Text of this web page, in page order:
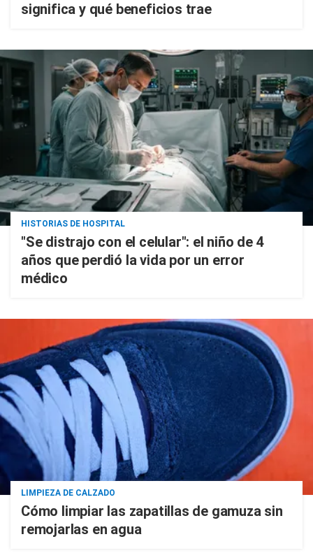
significa y qué beneficios trae
HISTORIAS DE HOSPITAL
"Se distrajo con el celular": el niño de 4
años que perdió la vida por un error
médico
LIMPIEZA DE CALZADO
Cómo limpiar las zapatillas de gamuza sin
remojarlas en agua